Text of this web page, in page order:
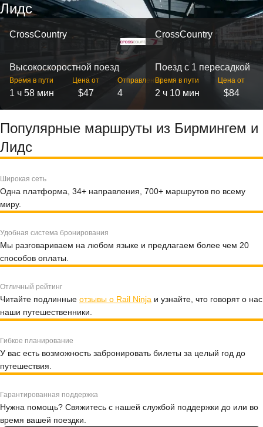
Лидс
CrossCountry
Высокоскоростной поезд
Время в пути
1 ч 58 мин
Цена от
$47
Отправлений
4
CrossCountry
Поезд с 1 пересадкой
Время в пути
2 ч 10 мин
Цена от
$84
Популярные маршруты из Бирмингем и
Лидс
Широкая сеть
Одна платформа, 34+ направления, 700+ маршрутов по всему
миру.
Удобная система бронирования
Мы разговариваем на любом языке и предлагаем более чем 20
способов оплаты.
Отличный рейтинг
Читайте подлинные отзывы о Rail Ninja и узнайте, что говорят о нас
наши путешественники.
Гибкое планирование
У вас есть возможность забронировать билеты за целый год до
путешествия.
Гарантированная поддержка
Нужна помощь? Свяжитесь с нашей службой поддержки до или во
время вашей поездки.